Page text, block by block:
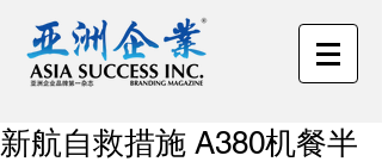
新航自救措施 A380机餐半